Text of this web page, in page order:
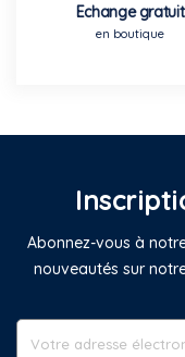
Echange gratuit
en boutique
Abonnez-vous à
nouveautés sur